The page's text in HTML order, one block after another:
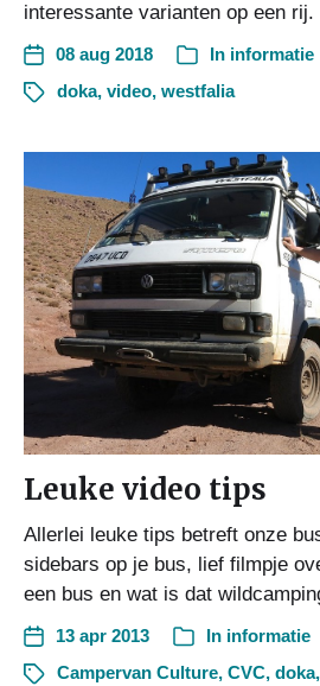
interessante varianten op een rij.
08 aug 2018 In informatie
doka, video, westfalia
Leuke video tips
Allerlei leuke tips betreft onze
sidebars op je bus, lief filmpje
een bus en wat is dat
13 apr 2013 In informatie
Campervan Culture, CVC, doka,